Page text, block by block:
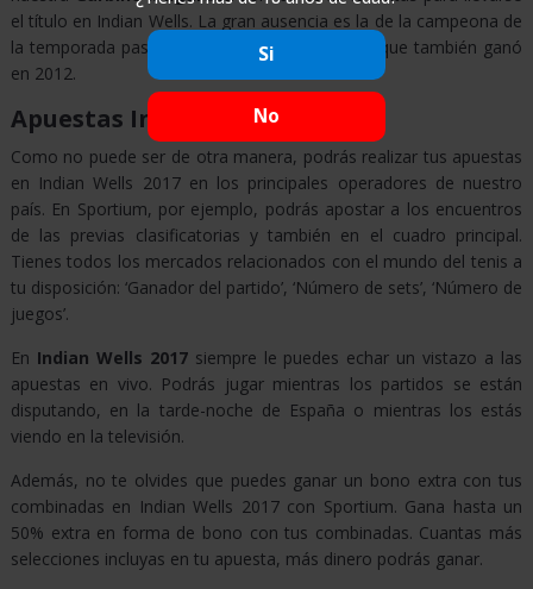
Si
No
el título en Indian Wells. La gran ausencia es la de la campeona de
la temporada pasada fue
Viktoria Azarenka
. que también ganó
en 2012.
Apuestas Indian Wells 2017
Como no puede ser de otra manera, podrás realizar tus apuestas
en Indian Wells 2017 en los principales operadores de nuestro
país. En Sportium, por ejemplo, podrás apostar a los encuentros
de las previas clasificatorias y también en el cuadro principal.
Tienes todos los mercados relacionados con el mundo del tenis a
tu disposición: ‘Ganador del partido’, ‘Número de sets’, ‘Número de
juegos’.
En Indian Wells 2017siempre le puedes echar un vistazo a las
apuestas en vivo. Podrás jugar mientras los partidos se están
disputando, en la tarde-noche de España o mientras los estás
viendo en la televisión.
Además, no te olvides que puedes ganar un bono extra con tus
combinadas en Indian Wells 2017 con Sportium. Gana hasta un
50% extra en forma de bono con tus combinadas. Cuantas más
selecciones incluyas en tu apuesta, más dinero podrás ganar.